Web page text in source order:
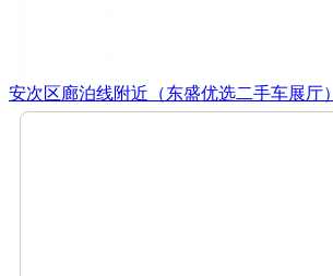
安次区廊泊线附近（东盛优选二手车展厅）